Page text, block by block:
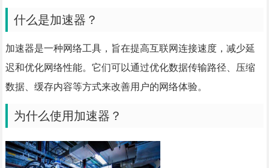
什么是加速器？
加速器是一种网络工具，旨在提高互联网连接速度，减少延
迟和优化网络性能。它们可以通过优化数据传输路径、压缩
数据、缓存内容等方式来改善用户的网络体验。
为什么使用加速器？